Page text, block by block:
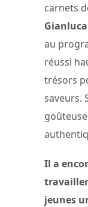
carnets
au
réussi
trésors
saveurs.
Il a
jeunes